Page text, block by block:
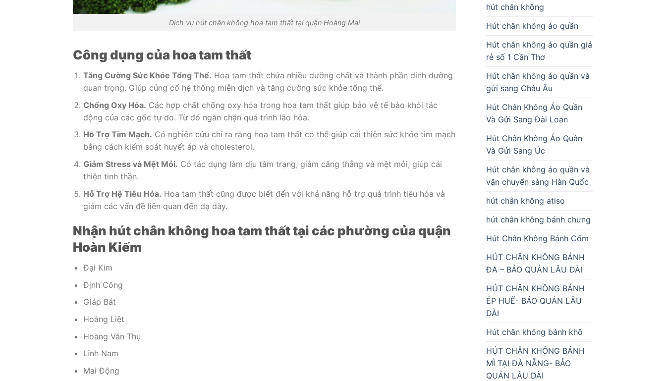
Dịch vụ hút chân không hoa tam thất tại quận Hoàng Mai
Công dụng của hoa tam thất
Tăng Cường Sức Khỏe Tổng Thể. Hoa tam thất chứa nhiều dưỡng chất và thành phần dinh dưỡng
quan trọng. Giúp củng cố hệ thống miễn dịch và tăng cường sức khỏe tổng thể.
Chống Oxy Hóa. Các hợp chất chống oxy hóa trong hoa tam thất giúp bảo vệ tế bào khỏi tác
động của các gốc tự do. Từ đó ngăn chặn quá trình lão hóa.
Hỗ Trợ Tim Mạch. Có nghiên cứu chỉ ra rằng hoa tam thất có thể giúp cải thiện sức khỏe tim mạch
bằng cách kiểm soát huyết áp và cholesterol.
Giảm Stress và Mệt Mỏi. Có tác dụng làm dịu tâm trạng, giảm căng thẳng và mệt mỏi, giúp cải
thiện tinh thần.
Hỗ Trợ Hệ Tiêu Hóa. Hoa tam thất cũng được biết đến với khả năng hỗ trợ quá trình tiêu hóa và
giảm các vấn đề liên quan đến dạ dày.
Nhận hút chân không hoa tam thất tại các phường của quận
Hoàn Kiếm
Đại Kim
Định Công
Giáp Bát
Hoàng Liệt
Hoàng Văn Thụ
Lĩnh Nam
Mai Động
hút chân không
Hút chân không áo quần
Hút chân không áo quần giá
rẻ số 1 Cần Thơ
Hút chân không áo quần và
gửi sang Châu Âu
Hút Chân Không Áo Quần
Và Gửi Sang Đài Loan
Hút Chân Không Áo Quần
Và Gửi Sang Úc
Hút chân không áo quần và
vận chuyển sàng Hàn Quốc
hút chân không atiso
hút chân không bánh chưng
Hút Chân Không Bánh Cốm
HÚT CHÂN KHÔNG BÁNH
ĐA – BẢO QUẢN LÂU DÀI
HÚT CHÂN KHÔNG BÁNH
ÉP HUẾ- BẢO QUẢN LÂU
DÀI
Hút chân không bánh khô
HÚT CHÂN KHÔNG BÁNH
MÌ TẠI ĐÀ NẴNG- BẢO
QUẢN LÂU DÀI